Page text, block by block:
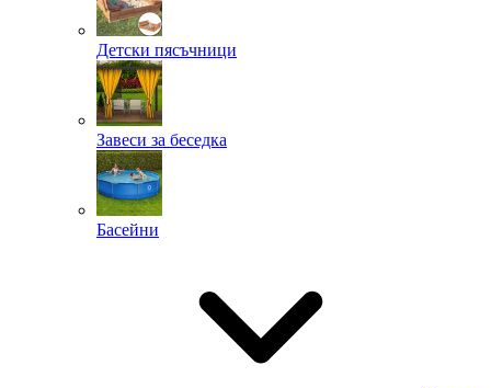
Детски пясъчници
Завеси за беседка
Басейни